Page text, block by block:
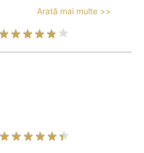
Arată mai multe >>